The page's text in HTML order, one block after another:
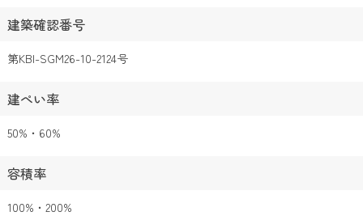
建築確認番号
第KBI-SGM26-10-2124号
建ぺい率
50%・60%
容積率
100%・200%